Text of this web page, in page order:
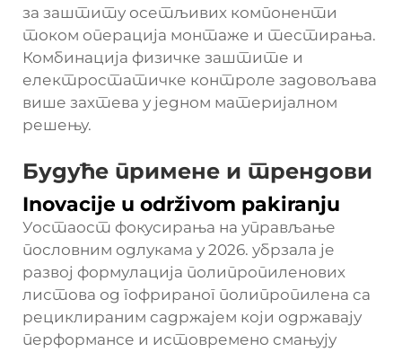
за заштиту осетљивих компоненти
током операција монтаже и тестирања.
Комбинација физичке заштите и
електростатичке контроле задовољава
више захтева у једном материјалном
решењу.
Будуће примене и трендови
Inovacije u održivom pakiranju
Уостаост фокусирања на управљање
пословним одлукама у 2026. убрзала је
развој формулација полипропиленових
листова од гофрираног полипропилена са
рециклираним садржајем који одржавају
перформансе и истовремено смањују